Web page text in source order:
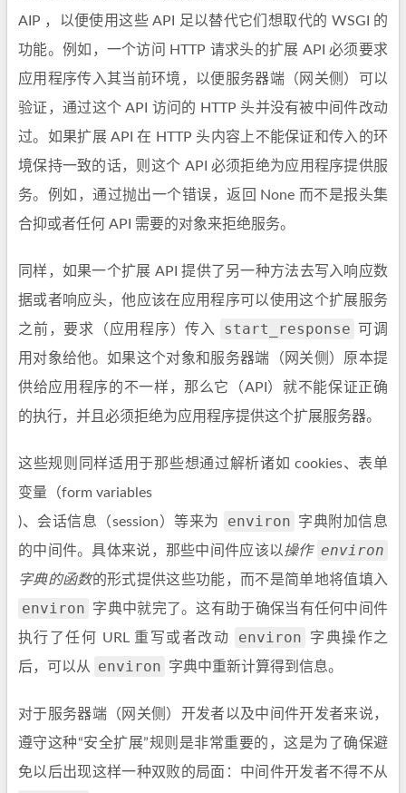
AIP ，以便使用这些 API 足以替代它们想取代的 WSGI 的
功能。例如，一个访问 HTTP 请求头的扩展 API 必须要求
应用程序传入其当前环境，以便服务器端（网关侧）可以
验证，通过这个 API 访问的 HTTP 头并没有被中间件改动
过。如果扩展 API 在 HTTP 头内容上不能保证和传入的环
境保持一致的话，则这个 API 必须拒绝为应用程序提供服
务。例如，通过抛出一个错误，返回 None 而不是报头集
合抑或者任何 API 需要的对象来拒绝服务。
同样，如果一个扩展 API 提供了另一种方法去写入响应数
据或者响应头，他应该在应用程序可以使用这个扩展服务
之前，要求（应用程序）传入
start_response
可调
用对象给他。如果这个对象和服务器端（网关侧）原本提
供给应用程序的不一样，那么它（API）就不能保证正确
的执行，并且必须拒绝为应用程序提供这个扩展服务器。
这些规则同样适用于那些想通过解析诸如 cookies、表单
变量（form variables
)、会话信息（session）等来为
environ
字典附加信息
的中间件。具体来说，那些中间件应该以操作 environ
字典的函数的形式提供这些功能，而不是简单地将值填入
environ
字典中就完了。这有助于确保当有任何中间件
执行了任何 URL 重写或者改动
environ
字典操作之
后，可以从
environ 字典中重新计算得到信息。
对于服务器端（网关侧）开发者以及中间件开发者来说，
遵守这种“安全扩展”规则是非常重要的，这是为了确保避
免以后出现这样一种双败的局面：中间件开发者不得不从